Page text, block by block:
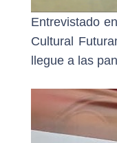
Entrevistado
Cultural
llegue a las